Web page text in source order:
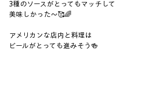
3種のソースがとってもマッチして
美味しかった〜🥰🌈
アメリカンな店内と料理は
ビールがとっても進みそう🍻